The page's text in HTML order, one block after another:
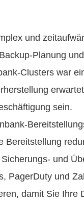
und
Planung
Clusters war
sein.
und
PagerDuty und
damit Sie